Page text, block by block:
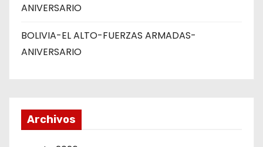
ANIVERSARIO
BOLIVIA-EL ALTO-FUERZAS ARMADAS-
ANIVERSARIO
Archivos